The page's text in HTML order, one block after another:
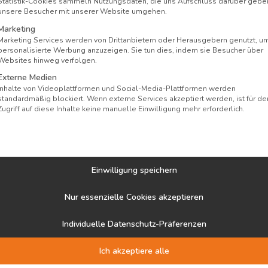
verbringe deinen nächsten Urlaub in der
und lasse dich von der einzigartigen
Jugendstil-Park und bietet nicht nur für
das richtige Zimmer. Hier kannst du
Garten und tollem Ausblick wählen.
sorgen für Natürlichkeit und laden zum
Entspannen oder aktivem Erleben.
z.B. Yoga-Retreats
oder Kosmetikbehandlungen
Heil- und Basenfasten
von
drei Restaurants
Besucher mit unserer Website umgehen.
Services werden von Drittanbietern oder Herausgebern genutzt,
Werbung anzuzeigen. Sie tun dies, indem sie Besucher über
hinweg verfolgen.
Medien
von Videoplattformen und Social-Media-Plattformen werden
blockiert. Wenn externe Services akzeptiert werden, ist für
auf diese Inhalte keine manuelle Einwilligung mehr erforderlich.
Einwilligung speichern
Nur essenzielle Cookies akzeptieren
Individuelle Datenschutz-Präferenzen
Ich akzeptiere alle